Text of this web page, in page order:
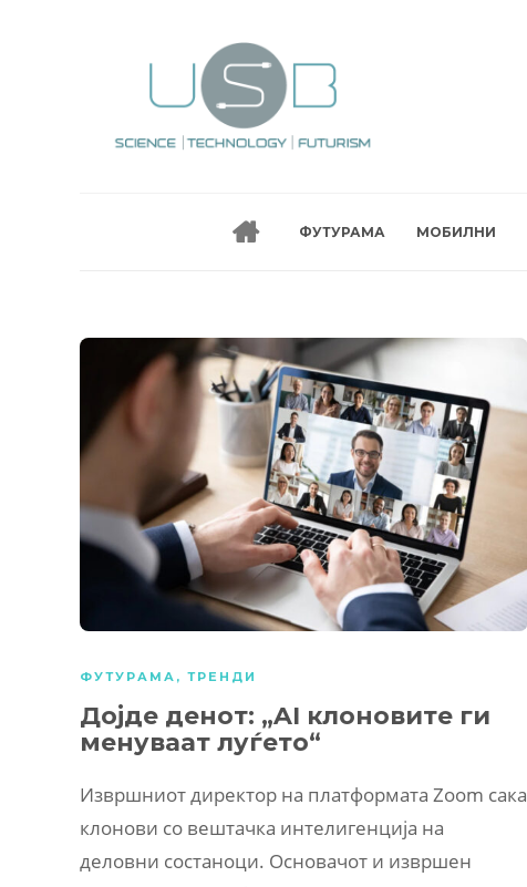
ФУТУРАМА МОБИЛНИ
ФУТУРАМА , ТРЕНДИ
Дојде денот: „AI клоновите ги
менуваат луѓето“
Извршниот директор на платформата Zoom сака
клонови со вештачка интелигенција на
деловни состаноци. Основачот и извршен